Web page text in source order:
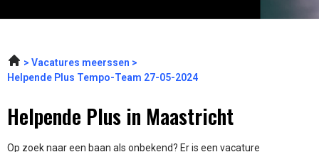
Vacatures meerssen
Helpende Plus Tempo-Team 27-05-2024
Helpende Plus in Maastricht
Op zoek naar een baan als onbekend? Er is een vacature